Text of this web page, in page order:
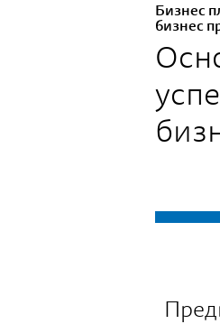
Бизнес
бизнес